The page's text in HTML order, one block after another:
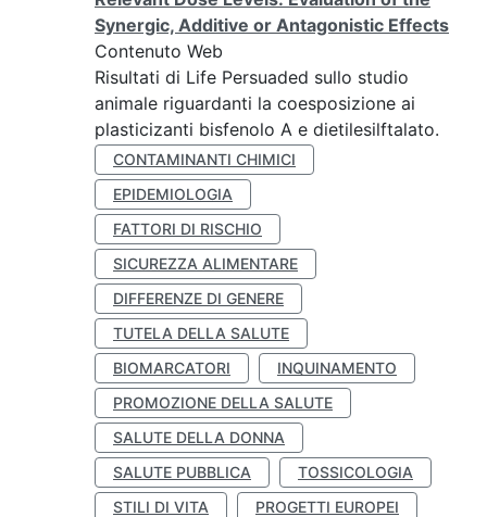
Synergic, Additive or Antagonistic Effects
Contenuto Web
Risultati di Life Persuaded sullo studio
animale riguardanti la coesposizione ai
plasticizanti bisfenolo A e dietilesilftalato.
CONTAMINANTI CHIMICI
EPIDEMIOLOGIA
FATTORI DI RISCHIO
SICUREZZA ALIMENTARE
DIFFERENZE DI GENERE
TUTELA DELLA SALUTE
BIOMARCATORI
INQUINAMENTO
PROMOZIONE DELLA SALUTE
SALUTE DELLA DONNA
SALUTE PUBBLICA
TOSSICOLOGIA
STILI DI VITA
PROGETTI EUROPEI